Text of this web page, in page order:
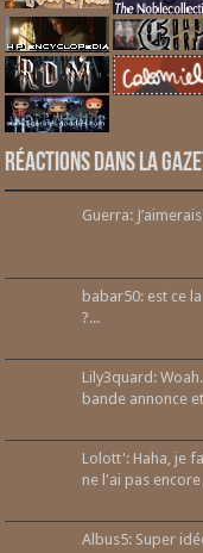
Réactions dans la
Guerra:
babar50: est ce
?...
Lily3quard:
bande annonce
Lolott': Haha, je
ne l'ai pas encore
Albus5: Super